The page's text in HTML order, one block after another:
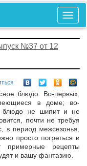
№37 от 12
блюдо. Во-первых,
в доме; во-
блюдо не шипит и не
почти не требуя
в период межсезонья,
просто погреться и
примерные рецепты
и вашу фантазию.